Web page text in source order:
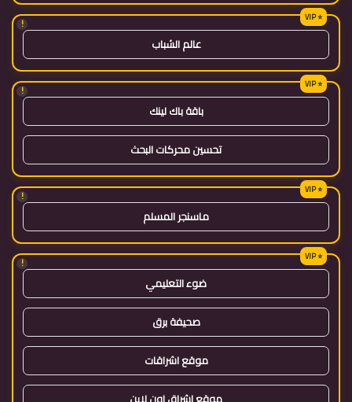
!
عالم الشباب
!
باقة باك لينك
تحسين محركات البحث
!
ماسنجر المسلم
!
ضوء التعليمي
صحيفة برق
موقع اشراقات